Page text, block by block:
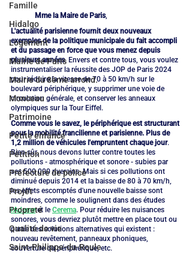
Famille
Hidalgo
Logement
Mairie de Paris
Mairie du 8ème arrond.
Monceau
Patrimoine
Petite enfance
Pétition
Préfecture de police
Projet
Propreté
Qualité de vie
Saint-Philippe-du-Roule
Mme la Maire de Paris,
L'actualité parisienne fournit deux nouveaux
exemples de la politique municipale du fait accompli
et du passage en force que vous menez depuis
plusieurs années. Envers et contre tous, vous voulez
instrumentaliser la réussite des JOP de Paris 2024
pour réduire la vitesse de 70 à 50 km/h sur le
boulevard périphérique, y supprimer une voie de
circulation générale, et conserver les anneaux
olympiques sur la Tour Eiffel.
Comme vous le savez, le périphérique est structurant
pour la mobilité francilienne et parisienne. Plus de
1,2 million de véhicules l'empruntent chaque jour.
Bien sûr, nous devons lutter contre toutes les
pollutions - atmosphérique et sonore - subies par
ses 500 000 riverains. Mais si ces pollutions ont
diminué depuis 2014 et la baisse de 80 à 70 km/h,
les effets escomptés d'une nouvelle baisse sont
moindres, comme le soulignent dans des études
l'Ademe et le Cerema. Pour réduire les nuisances
sonores, vous devriez plutôt mettre en place tout ou
partie des solutions alternatives qui existent :
nouveau revêtement, panneaux phoniques,
couverture du périphérique, etc.